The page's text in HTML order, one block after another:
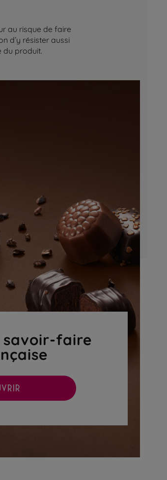
au risque de faire
d’y résister aussi
du produit.
faire